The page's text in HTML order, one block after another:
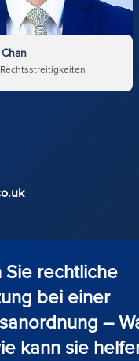
rechtliche
bei einer
–
kann sie